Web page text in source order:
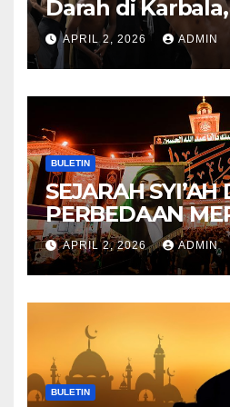
Darah di
Lahirnya Sekte-
Mitos Imam Gaib
APRIL 2, 2026 ADMIN
BULETIN
SEJARAH SYI’AH DAN
PERBEDAAN
ANTARA DULU
SEKARANG
APRIL 2, 2026 ADMIN
BULETIN